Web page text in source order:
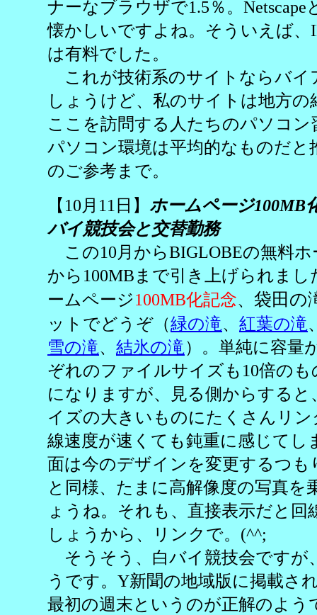
ナーなブラウザで1.5％。
懐かしいですよね。そういえば
は有料でした。
これが技術系のサイトならバイ
しょうけど、私のサイトは地方
ここを訪問する人たちのパソコ
パソコン環境は平均的なものだと
のご参考まで。
【10月11日】 ホームページ100MB
バイ競技会と交替勤務
この10月からBIGLOBEの無料
から100MBまで引き上げられま
ームページ100MB化記念、 袋田の
ットでどうぞ（緑の滝、 紅葉の滝
雪の滝、 結氷の滝）。単純に容量
ぞれのファイルサイズも10倍の
になりますが、見る側からする
イズの大きいものにたくさんリ
線速度が速くても鈍重に感じてし
面は今のデザインを変更するつ
と同様、たまに高解像度の写真を
ょうね。それも、直接表示だと回
しょうから、リンクで。(^^;
そうそう、白バイ競技会ですが
うです。Y新聞の地域版に掲載さ
最初の週末というのが正解のよう